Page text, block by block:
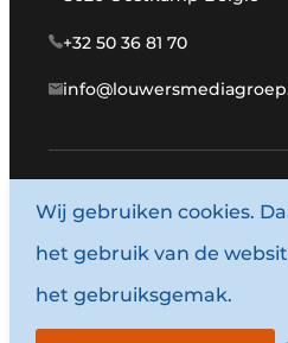
+32 50 36 81 70
© 1987 - 2026
Algemene
Wij gebruiken cookies.
het gebruik van de
het gebruiksgemak.